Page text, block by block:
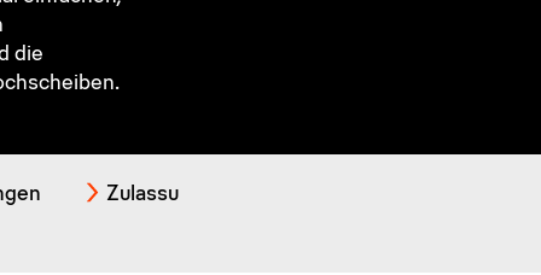
die
Zulassungen